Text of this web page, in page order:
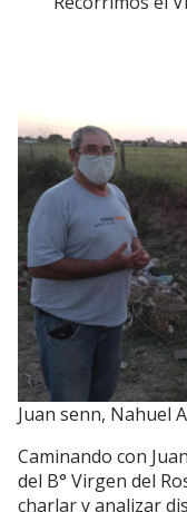
Juan senn, Nahuel
Caminando con
del B° Virgen del
charlar y analizar